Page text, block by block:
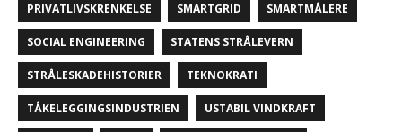
PRIVATLIVSKRENKELSE SMARTGRID SMARTMÅLERE
SOCIAL ENGINEERING STATENS STRÅLEVERN
STRÅLESKADEHISTORIER TEKNOKRATI
TÅKELEGGINGSINDUSTRIEN USTABIL VINDKRAFT